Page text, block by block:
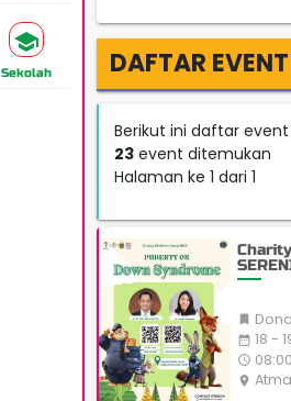
Sekolah DAFTAR EVENT
Berikut ini daftar event
23event ditemukan
Halaman ke 1 dari 1
date_range 18 -
access_time
place